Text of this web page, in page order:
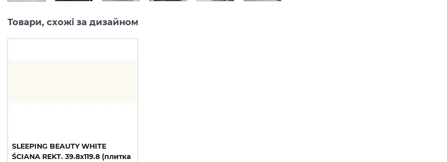
Товари, схожі за дизайном
SLEEPING BEAUTY WHITE
ŚCIANA REKT. 39.8х119.8 (плитка